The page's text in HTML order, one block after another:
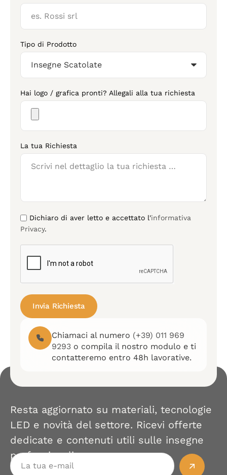
Tipo di Prodotto
Hai logo / grafica pronti? Allegali alla tua richiesta
La tua Richiesta
Dichiaro di aver letto e accettato l'informativa
Privacy.
Invia Richiesta
Chiamaci al numero (+39) 011 969
9293 o compila il nostro modulo e ti
contatteremo entro 48h lavorative.
Resta aggiornato su materiali, tecnologie
LED e novità del settore. Ricevi offerte
dedicate e contenuti utili sulle insegne
professionali.